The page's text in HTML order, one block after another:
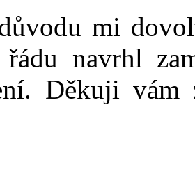
mi
řádu navrhl
Děkuji vám